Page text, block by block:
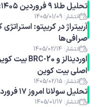
تحلیل طلا ۹ فروردین ۱۴۰۵: امروز طلا بخریم یا بفروشیم؟
انتشار: 1405/01/09
آربیتراژ در کریپتو:
صرافی‌ها
انتشار: 1405/02/14
اصلی بیت کوین
انتشار: 1405/02/15
تحلیل سولانا امروز ۱۷ فروردین ماه ۱۴۰۵
انتشار: 1405/01/17